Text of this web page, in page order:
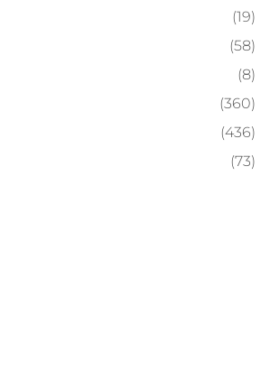
(19)
(58)
(8)
(360)
(436)
(73)